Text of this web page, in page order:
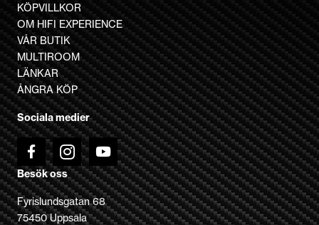
KÖPVILLKOR
OM HIFI EXPERIENCE
VÅR BUTIK
MULTIROOM
LÄNKAR
ÅNGRA KÖP
Sociala medier
Besök oss
Fyrislundsgatan 68
75450 Uppsala